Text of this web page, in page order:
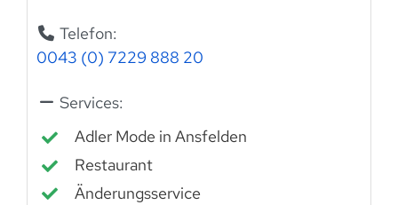
Telefon:
0043 (0) 7229 888 20
Services:
Adler Mode in Ansfelden
Restaurant
Änderungsservice